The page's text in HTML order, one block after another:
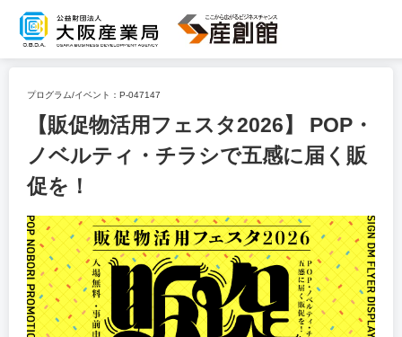
プログラム/イベント： P-047147
【販促物活用フェスタ2026】 POP・
ノベルティ・チラシで五感に届く販
促を！